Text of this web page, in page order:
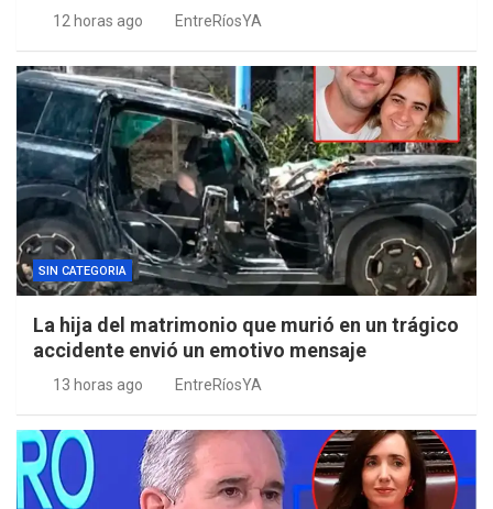
12 horas ago EntreRíosYA
SIN CATEGORIA
La hija del matrimonio que murió en un trágico
accidente envió un emotivo mensaje
13 horas ago EntreRíosYA